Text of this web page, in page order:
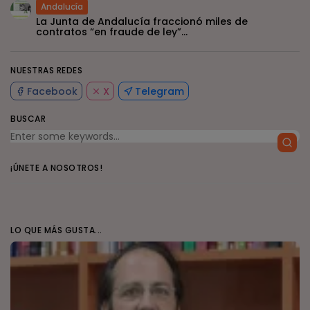
NUESTRAS REDES
Facebook X Telegram
BUSCAR
¡ÚNETE A NOSOTROS!
LO QUE MÁS GUSTA...
Andalucía
La Junta de Andalucía fraccionó miles de
contratos “en fraude de ley”...